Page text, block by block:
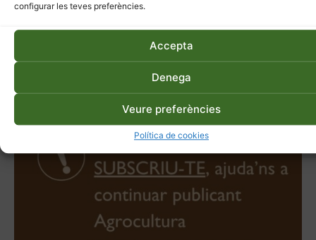
configurar les teves preferències.
Accepta
Denega
Veure preferències
Política de cookies